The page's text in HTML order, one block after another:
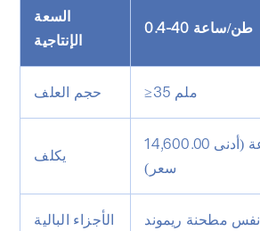
السعة
الإنتاجية
0.4-40 طن/ساعة
حجم العلف ≥35 ملم
يكلف
14,600.00 دولار/المجموعة (أدنى
سعر)
الأجزاء البالية نفس مطحنة ريموند